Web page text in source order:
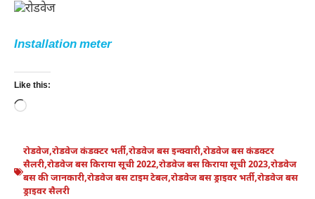
Installation meter
Like this:
Loading…
रोडवेज,रोडवेज कंडक्टर भर्ती,रोडवेज बस इन्क्वारी,रोडवेज बस कंडक्टर
सैलरी,रोडवेज बस किराया सूची 2022,रोडवेज बस किराया सूची 2023,रोडवेज
बस की जानकारी,रोडवेज बस टाइम टेबल,रोडवेज बस ड्राइवर भर्ती,रोडवेज बस
ड्राइवर सैलरी